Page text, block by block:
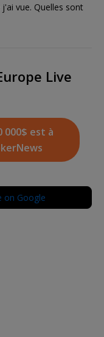
vue. Quelles sont
Live
000$ est à